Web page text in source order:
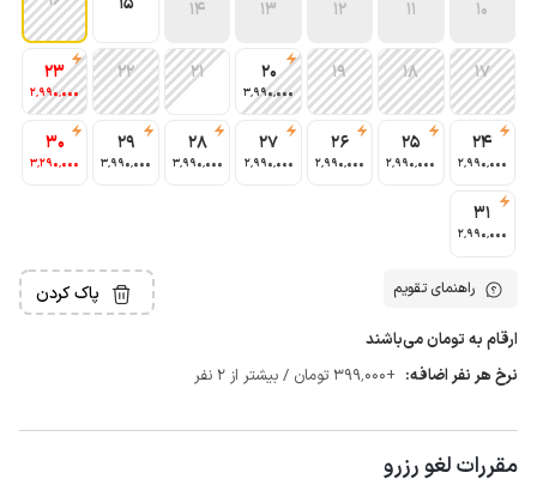
10
11
12
13
14
17
18
19
20
3٬990٬000
21
22
23
2٬990٬000
24
2٬990٬000
25
2٬990٬000
26
2٬990٬000
27
2٬990٬000
28
3٬990٬000
29
3٬990٬000
30
3٬290٬000
31
2٬990٬000
راهنمای تقویم پاک کردن
ارقام به تومان می‌باشند
نرخ هر نفر اضافه: +399٬000 تومان / بیشتر از 2 نفر
مقررات لغو رزرو